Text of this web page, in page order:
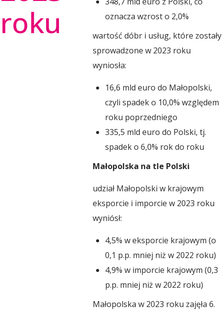
s
roku
oznacza wzrost o 2,0%
wartość dóbr i usług, które zostały
sprowadzone w 2023 roku
wyniosła:
16,6 mld euro do Małopolski,
czyli spadek o 10,0% względem
roku poprzedniego
335,5 mld euro do Polski, tj.
spadek o 6,0% rok do roku
Małopolska na tle Polski
udział Małopolski w krajowym
eksporcie i imporcie w 2023 roku
wyniósł:
4,5% w eksporcie krajowym (o
0,1 p.p. mniej niż w 2022 roku)
4,9% w imporcie krajowym (0,3
p.p. mniej niż w 2022 roku)
Małopolska w 2023 roku zajęła 6.